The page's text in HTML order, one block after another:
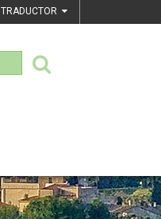
TRADUCTOR